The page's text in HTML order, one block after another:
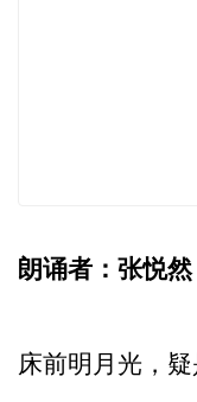
朗诵者：张悦然
床前明月光，疑